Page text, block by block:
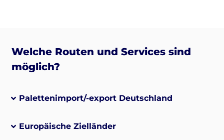
Welche Routen und Services sind
möglich?
Palettenimport/-export Deutschland
Europäische Zielländer